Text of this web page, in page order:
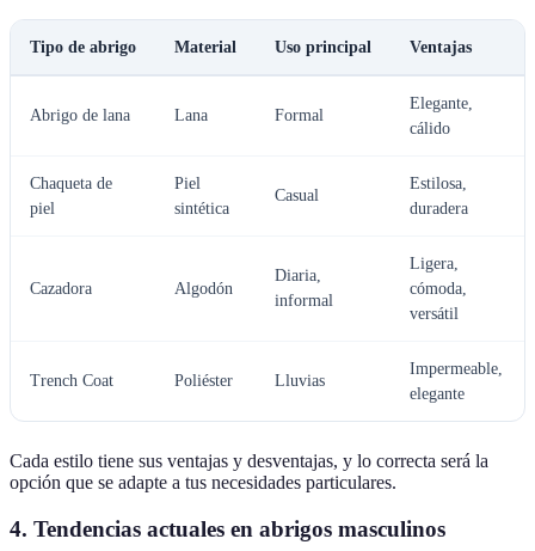
Tipo de abrigo Material Uso principal Ventajas
Abrigo de lana Lana Formal
Elegante,
cálido
Chaqueta de
piel
Piel
sintética
Casual
Estilosa,
duradera
Cazadora Algodón
Diaria,
informal
Ligera,
cómoda,
versátil
Trench Coat Poliéster Lluvias
Impermeable,
elegante
Cada estilo tiene sus ventajas y desventajas, y lo correcta será la
opción que se adapte a tus necesidades particulares.
4. Tendencias actuales en abrigos masculinos